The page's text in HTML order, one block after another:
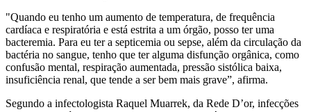
"Quando eu tenho um aumento de temperatura, de frequência
cardíaca e respiratória e está estrita a um órgão, posso ter uma
bacteremia. Para eu ter a septicemia ou sepse, além da circulação da
bactéria no sangue, tenho que ter alguma disfunção orgânica, como
confusão mental, respiração aumentada, pressão sistólica baixa,
insuficiência renal, que tende a ser bem mais grave”, afirma.
Segundo a infectologista Raquel Muarrek, da Rede D’or, infecções